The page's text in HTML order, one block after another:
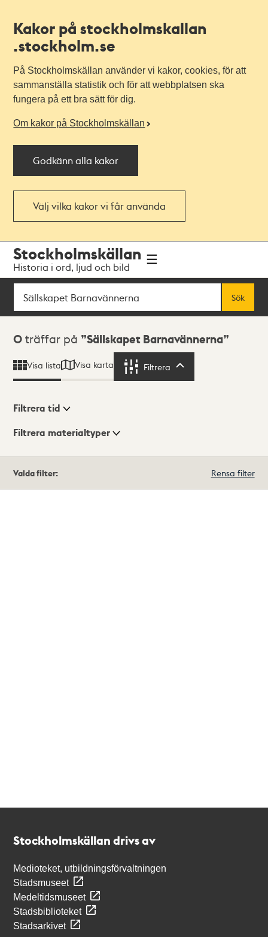
Kakor på stockholmskallan
.stockholm.se
På Stockholmskällan använder vi kakor, cookies, för att
sammanställa statistik och för att webbplatsen ska
fungera på ett bra sätt för dig.
Om kakor på Stockholmskällan
Godkänn alla kakor
Välj vilka kakor vi får använda
navigationen
huvudinnehållet
Stockholmskällan
Historia i ord, ljud och bild
Sök
Sök
Sökresultat
0 träffar på Sällskapet Barnavännerna
Visa lista Visa karta Filtrera
Visningsläge
Filtrera tid
Filtrera materialtyper
träffar
Valda filter: Rensa filter
Stockholmskällan drivs av
Medioteket, utbildningsförvaltningen
Stadsmuseet
Medeltidsmuseet
Stadsbiblioteket
Stadsarkivet